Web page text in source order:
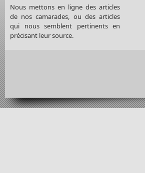
Nous mettons en ligne des articles
de nos camarades, ou des articles
qui nous semblent pertinents en
précisant leur source.